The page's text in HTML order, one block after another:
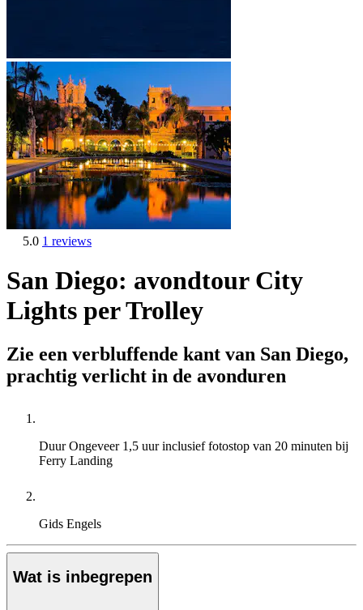
5.0 1 reviews
San Diego: avondtour City
Lights per Trolley
Zie een verbluffende kant van San Diego,
prachtig verlicht in de avonduren
DuurOngeveer 1,5 uur inclusief fotostop van 20 minuten bij
Ferry Landing
Gids Engels
Wat is inbegrepen